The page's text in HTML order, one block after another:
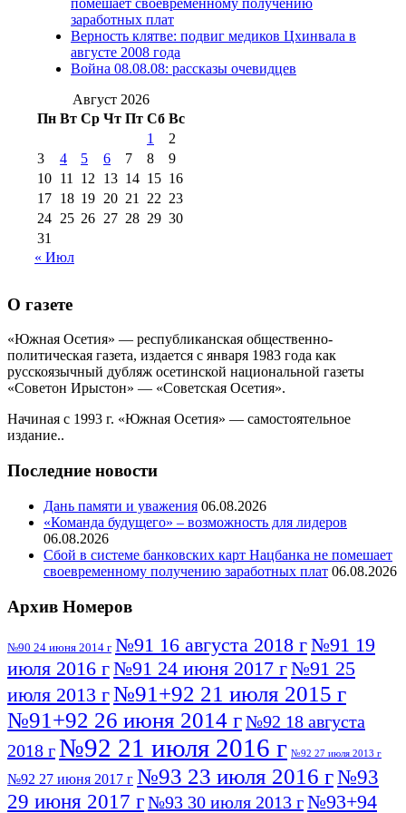
№98 8 августа 2013 г
августа 2012 г(14)
2017 г(9)
№99 4 августа
2016 г(12) №99 8 июля 2014 г
августа 2012 г(11)
августа 2013 г
(12)
помешает своевременному получению
заработных плат
Верность клятве: подвиг медиков Цхинвала в
августе 2008 года
Война 08.08.08: рассказы очевидцев
Август 2026
Пн Вт Ср Чт Пт Сб Вс
1
2
3
4 5 6 7 8
9
10 11 12 13 14 15 16
17 18 19 20 21 22 23
24 25 26 27 28 29 30
31
« Июл
О газете
«Южная Осетия» — республиканская общественно-
политическая газета, издается с января 1983 года как
русскоязычный дубляж осетинской национальной газеты
«Советон Ирыстон» — «Советская Осетия».
Начиная с 1993 г. «Южная Осетия» — самостоятельное
издание..
Последние новости
Дань памяти и уважения 06.08.2026
«Команда будущего» – возможность для лидеров
06.08.2026
Сбой в системе банковских карт Нацбанка не помешает
своевременному получению заработных плат 06.08.2026
Архив Номеров
№90 24 июня 2014 г №91 16 августа 2018 г№91 19
июля 2016 г№91 24 июня 2017 г№91 25
июля 2013 г№91+92 21 июля 2015 г
№91+92 26 июня 2014 г№92 18 августа
2018 г№92 21 июля 2016 г №92 27 июля 2013 г
№92 27 июня 2017 г №93 23 июля 2016 г№93
29 июня 2017 г№93 30 июля 2013 г№93+94